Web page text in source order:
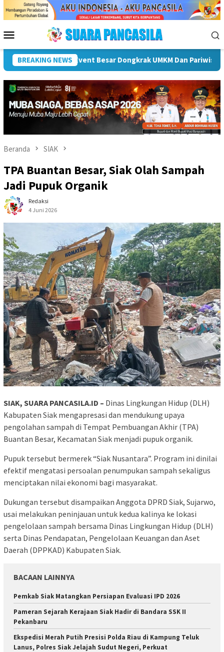
Menu
Mobile
BREAKING NEWS
Dukung Percepatan Penyaluran DAK Fisik Dan Dana Desa
Beranda SIAK
TPA Buantan Besar, Siak Olah Sampah
Jadi Pupuk Organik
Redaksi
4 Juni 2026
SIAK, SUARA PANCASILA.ID – Dinas Lingkungan Hidup (DLH)
Kabupaten Siak mengapresasi dan mendukung upaya
pengolahan sampah di Tempat Pembuangan Akhir (TPA)
Buantan Besar, Kecamatan Siak menjadi pupuk organik.
Pupuk tersebut bermerek “Siak Nusantara”. Program ini dinilai
efektif mengatasi persoalan penumpukan sampah sekaligus
menciptakan nilai ekonomi bagi masyarakat.
Dukungan tersebut disampaikan Anggota DPRD Siak, Sujarwo,
usai melakukan peninjauan untuk kedua kalinya ke lokasi
pengelolaan sampah bersama Dinas Lingkungan Hidup (DLH)
serta Dinas Pendapatan, Pengelolaan Keuangan dan Aset
Daerah (DPPKAD) Kabupaten Siak.
BACAAN LAINNYA
Pemkab Siak Matangkan Persiapan Evaluasi IPD 2026
Pameran Sejarah Kerajaan Siak Hadir di Bandara SSK II
Pekanbaru
Ekspedisi Merah Putih Presisi Polda Riau di Kampung Teluk
Lanus, Polres Siak Jelajah Sudut Negeri, Perkuat